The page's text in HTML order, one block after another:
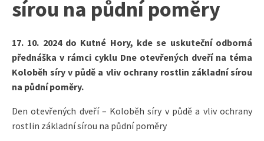
sírou na půdní poměry
17. 10. 2024 do Kutné Hory, kde se uskuteční odborná
přednáška v rámci cyklu Dne otevřených dveří na téma
Koloběh síry v půdě a vliv ochrany rostlin základní sírou
na půdní poměry.
Den otevřených dveří – Koloběh síry v půdě a vliv ochrany
rostlin základní sírou na půdní poměry